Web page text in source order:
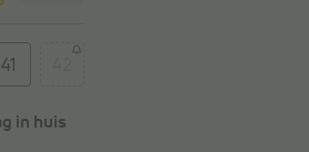
41
in huis